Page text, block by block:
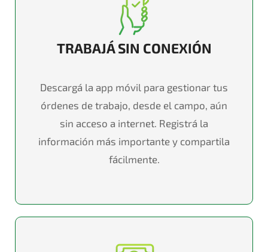
TRABAJÁ SIN CONEXIÓN
Descargá la app móvil para gestionar tus
órdenes de trabajo, desde el campo, aún
sin acceso a internet. Registrá la
información más importante y compartila
fácilmente.